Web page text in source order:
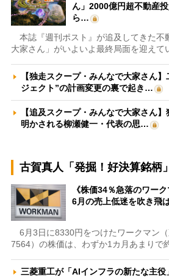
ん」2000億円超不動産
ら…
本誌『週刊ポスト』が追及してきた不
大家さん」がいよいよ最終局面を迎えて
【独走スクープ・みんなで大家さん
ジェクト”の計画変更の裏で起き…
【追及スクープ・みんなで大家さん
明かされる柳瀬健一・代表の思…
古賀真人「発掘！好決算銘柄」
《株価34％急落のワー
6月の売上低迷を吹き飛
6月3日に8330円をつけたワークマン（
7564）の株価は、わずか1カ月あまりで
三菱重工が「AIインフラの新たな主